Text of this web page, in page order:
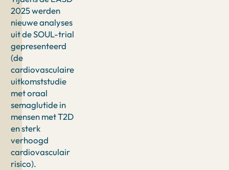
2025 werden
nieuwe analyses
uit de SOUL-trial
gepresenteerd
(de
cardiovasculaire
uitkomststudie
met oraal
semaglutide in
mensen met T2D
en sterk
verhoogd
cardiovasculair
risico).